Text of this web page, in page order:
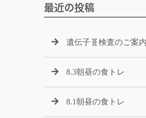
最近の投稿
遺伝子🧬検査のご案内
8.3朝昼の食トレ
8.1朝昼の食トレ